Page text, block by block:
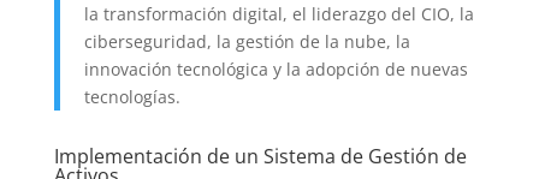
la transformación digital, el liderazgo del CIO, la
ciberseguridad, la gestión de la nube, la
innovación tecnológica y la adopción de nuevas
tecnologías.
Implementación de un Sistema de Gestión de